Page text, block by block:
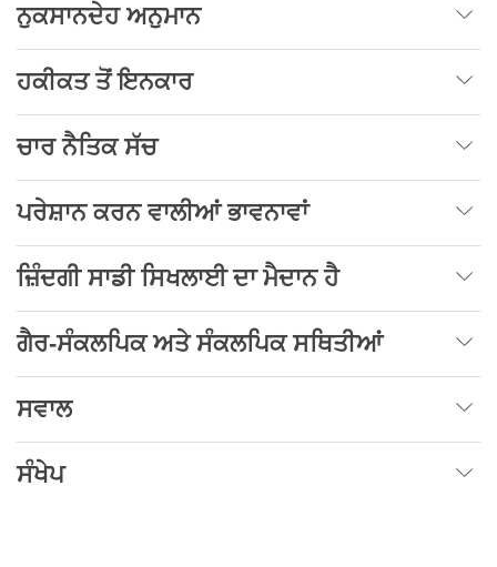
ਨੁਕਸਾਨਦੇਹ ਅਨੁਮਾਨ
ਹਕੀਕਤ ਤੋਂ ਇਨਕਾਰ
ਚਾਰ ਨੈਤਿਕ ਸੱਚ
ਪਰੇਸ਼ਾਨ ਕਰਨ ਵਾਲੀਆਂ ਭਾਵਨਾਵਾਂ
ਜ਼ਿੰਦਗੀ ਸਾਡੀ ਸਿਖਲਾਈ ਦਾ ਮੈਦਾਨ ਹੈ
ਗੈਰ-ਸੰਕਲਪਿਕ ਅਤੇ ਸੰਕਲਪਿਕ ਸਥਿਤੀਆਂ
ਸਵਾਲ
ਸੰਖੇਪ